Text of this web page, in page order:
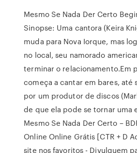
Mesmo Se Nada Der Certo
Sinopse: Uma cantora (Keira
muda para Nova Iorque, mas
no local, seu namorado
terminar o relacionamento.Em
começa a cantar em bares, até
por um produtor de discos
de que ela pode se tornar uma
Mesmo Se Nada Der Certo –
Online Online Grátis [CTR + D
site nos favoritos - Divulguem